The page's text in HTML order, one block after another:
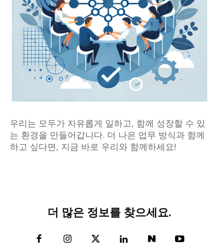
우리는 모두가 자유롭게 일하고, 함께 성장할 수 있
는 환경을 만들어갑니다. 더 나은 업무 방식과 함께
하고 싶다면, 지금 바로 우리와 함께하세요!
더 많은 정보를 찾으세요.